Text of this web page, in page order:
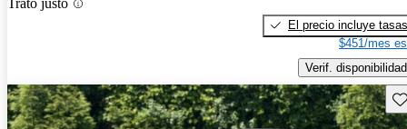
Trato justo
El precio incluye tasas
$451/mes
Verif. disponibilidad